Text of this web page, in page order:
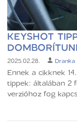
KEYSHOT
2025.02.28.
Ennek a cikknek
tippek: általában 2
verzióhoz fog